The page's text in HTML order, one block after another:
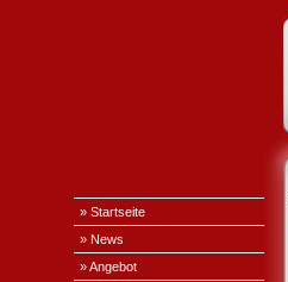
» Startseite
» News
» Angebot